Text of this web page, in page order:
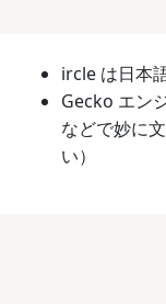
ircle は日本
Gecko エン
などで妙に
い）